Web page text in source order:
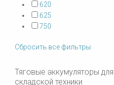
620
625
750
Сбросить все фильтры
Тяговые аккумуляторы
складской техники